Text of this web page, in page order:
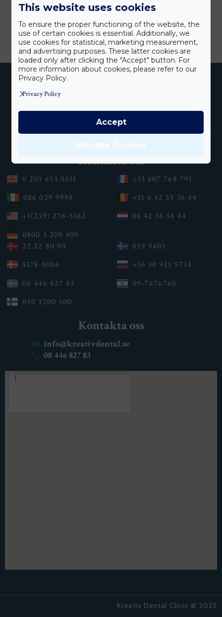
Kontakta oss
0 203 653 0331
086 029 9998
+1(239) 276-3162
0800 3 200 400
+33 607 768 791
+31 6 42 35 36 44
06 42 35 36 44
22 22 80 90
5178 0004
08 446 827 83
050 3200 500
859 9403
+36 30 921 9734
09-7676760
Kontakta oss
info@kreativdental.se
08 446 827 83
Kreativ Dental Clinic © 2025
This website uses cookies
To ensure the proper functioning of the website, the
use of certain cookies is essential. Additionally, we
use cookies for statistical, marketing measurement,
and advertising purposes. These latter cookies are
loaded only after clicking the "Accept" button. For
more information about cookies, please refer to our
Privacy Policy.
Privacy Policy
Manage Cookies
Accept